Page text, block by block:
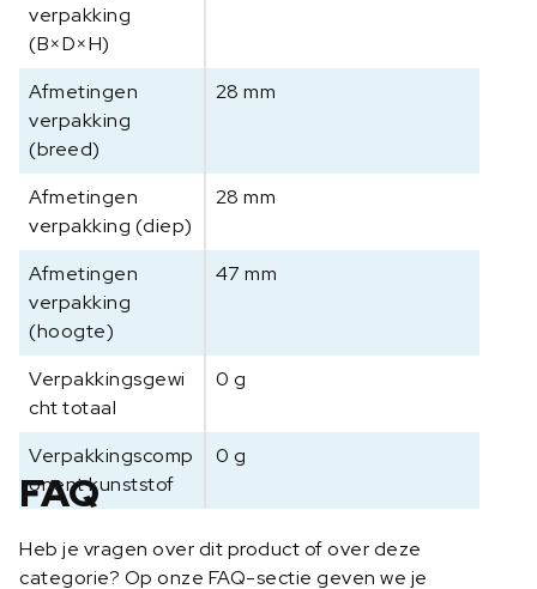
verpakking
(B×D×H)
Afmetingen
verpakking
(breed)
28 mm
Afmetingen
verpakking (diep)
28 mm
Afmetingen
verpakking
(hoogte)
47 mm
Verpakkingsgewi
cht totaal
0 g
Verpakkingscomp
onent kunststof
0 g
FAQ
Heb je vragen over dit product of over deze
categorie? Op onze FAQ-sectie geven we je